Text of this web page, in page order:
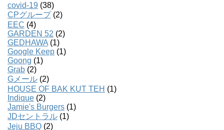
covid-19 (38)
CPグループ(2)
EEC (4)
GARDEN 52 (2)
GEDHAWA (1)
Google Keep (1)
Goong (1)
Grab (2)
Gメール (2)
HOUSE OF BAK KUT TEH (1)
Indique (2)
Jamie's Burgers (1)
JDセントラル (1)
Jeju BBQ (2)